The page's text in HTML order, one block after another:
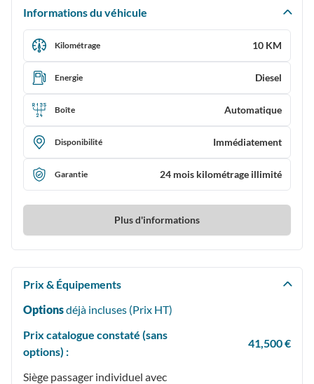
Informations du véhicule
Kilométrage 10 KM
Energie Diesel
Boîte Automatique
Disponibilité Immédiatement
Garantie 24 mois kilométrage illimité
Plus d'informations
Prix & Équipements
Optionsdéjà incluses (Prix HT)
Prix catalogue constaté (sans
options) :
41,500 €
Siège passager individuel avec